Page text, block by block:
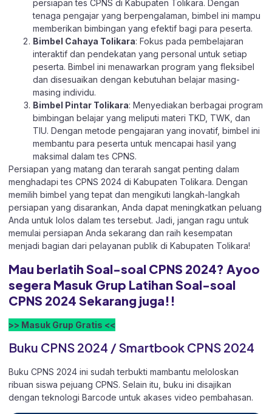
persiapan tes CPNS di Kabupaten Tolikara. Dengan
tenaga pengajar yang berpengalaman, bimbel ini mampu
memberikan bimbingan yang efektif bagi para peserta.
Bimbel Cahaya Tolikara: Fokus pada pembelajaran
interaktif dan pendekatan yang personal untuk setiap
peserta. Bimbel ini menawarkan program yang fleksibel
dan disesuaikan dengan kebutuhan belajar masing-
masing individu.
Bimbel Pintar Tolikara: Menyediakan berbagai program
bimbingan belajar yang meliputi materi TKD, TWK, dan
TIU. Dengan metode pengajaran yang inovatif, bimbel ini
membantu para peserta untuk mencapai hasil yang
maksimal dalam tes CPNS.
Persiapan yang matang dan terarah sangat penting dalam
menghadapi tes CPNS 2024 di Kabupaten Tolikara. Dengan
memilih bimbel yang tepat dan mengikuti langkah-langkah
persiapan yang disarankan, Anda dapat meningkatkan peluang
Anda untuk lolos dalam tes tersebut. Jadi, jangan ragu untuk
memulai persiapan Anda sekarang dan raih kesempatan
menjadi bagian dari pelayanan publik di Kabupaten Tolikara!
Mau berlatih Soal-soal CPNS 2024? Ayoo
segera Masuk Grup Latihan Soal-soal
CPNS 2024 Sekarang juga!!
>> Masuk Grup Gratis <<
Buku CPNS 2024 / Smartbook CPNS 2024
Buku CPNS 2024 ini sudah terbukti mambantu meloloskan
ribuan siswa pejuang CPNS. Selain itu, buku ini disajikan
dengan teknologi Barcode untuk akases video pembahasan.